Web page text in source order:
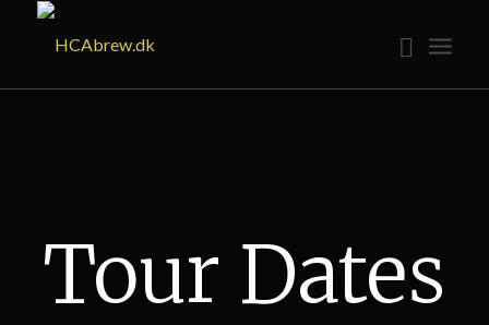
Tour Dates